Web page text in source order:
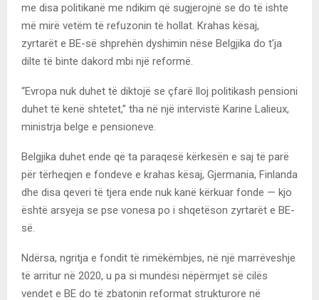
me disa politikanë me ndikim që sugjerojnë se do të ishte
më mirë vetëm të refuzonin të hollat. Krahas kësaj,
zyrtarët e BE-së shprehën dyshimin nëse Belgjika do t’ja
dilte të binte dakord mbi një reformë.
“Evropa nuk duhet të diktojë se çfarë lloj politikash pensioni
duhet të kenë shtetet,” tha në një intervistë Karine Lalieux,
ministrja belge e pensioneve.
Belgjika duhet ende që ta paraqesë kërkesën e saj të parë
për tërheqjen e fondeve e krahas kësaj, Gjermania, Finlanda
dhe disa qeveri të tjera ende nuk kanë kërkuar fonde — kjo
është arsyeja se pse vonesa po i shqetëson zyrtarët e BE-
së.
Ndërsa, ngritja e fondit të rimëkëmbjes, në një marrëveshje
të arritur në 2020, u pa si mundësi nëpërmjet së cilës
vendet e BE do të zbatonin reformat strukturore në